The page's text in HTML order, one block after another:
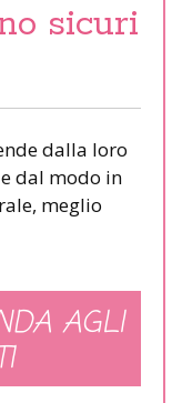
sicuri
dalla loro
dal modo in
meglio
AGLI